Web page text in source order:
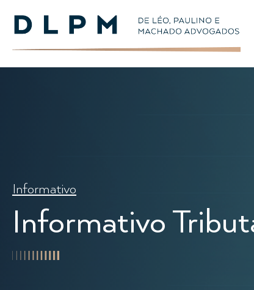
Informativo
Informativo